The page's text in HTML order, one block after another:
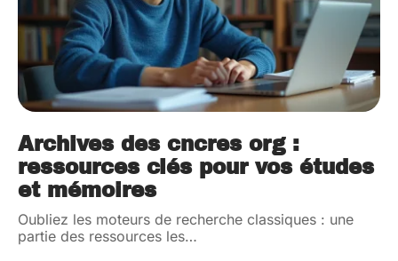
Archives des cncres org :
ressources clés pour vos études
et mémoires
Oubliez les moteurs de recherche classiques : une
partie des ressources les…